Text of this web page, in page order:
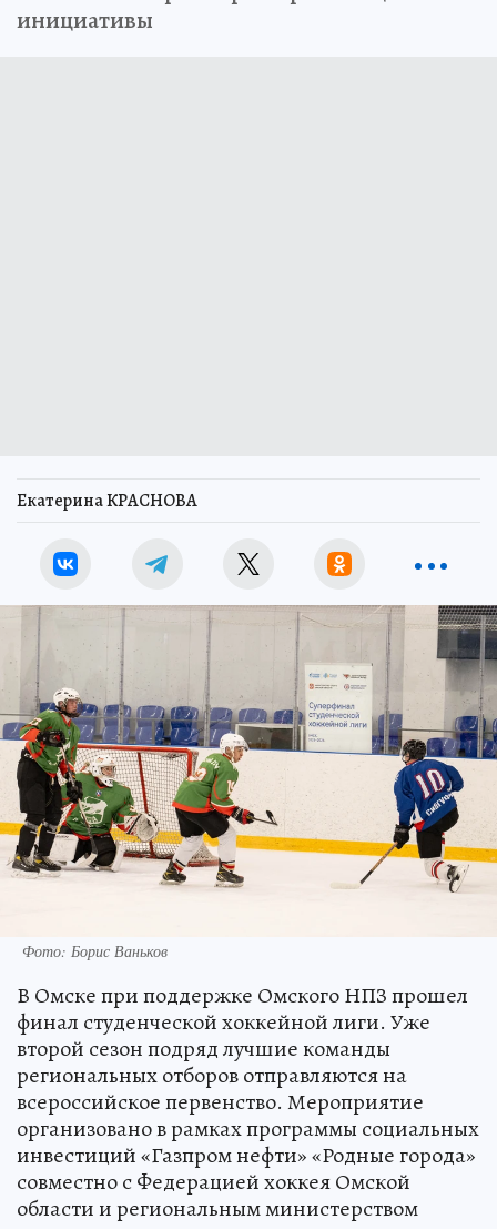
инициативы
Екатерина КРАСНОВА
Фото: Борис Ваньков
В Омске при поддержке Омского НПЗ прошел
финал студенческой хоккейной лиги. Уже
второй сезон подряд лучшие команды
региональных отборов отправляются на
всероссийское первенство. Мероприятие
организовано в рамках программы социальных
инвестиций «Газпром нефти» «Родные города»
совместно с Федерацией хоккея Омской
области и региональным министерством